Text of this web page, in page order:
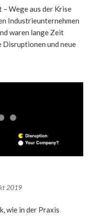
Wege aus der Krise
Industrieunternehmen
waren lange Zeit
und neue
2019
wie in der Praxis